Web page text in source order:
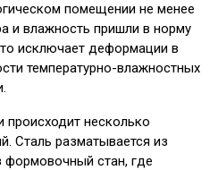
помещении не менее
и влажность пришли в норму
исключает деформации в
температурно-влажностных
происходит несколько
Сталь разматывается из
формовочный стан, где